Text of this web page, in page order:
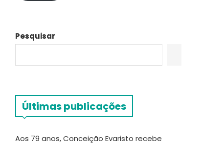
Pesquisar
Últimas publicações
Aos 79 anos, Conceição Evaristo recebe